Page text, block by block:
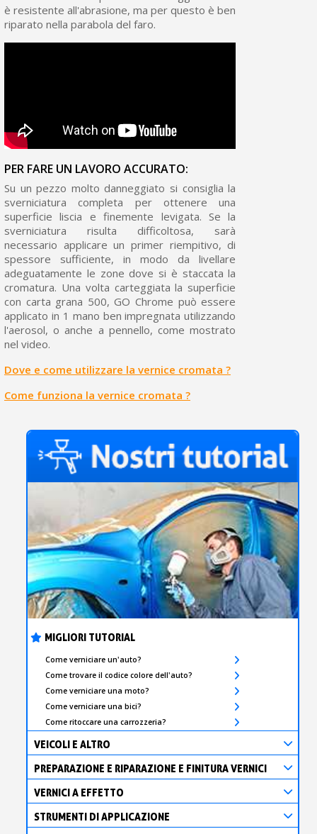
MIGLIORI TUTORIAL
Come verniciare un'auto?
Come trovare il codice colore dell'auto?
Come verniciare una moto?
Come verniciare una bici?
Come ritoccare una carrozzeria?
VEICOLI E ALTRO
PREPARAZIONE E RIPARAZIONE E FINITURA VERNICI
VERNICI A EFFETTO
STRUMENTI DI APPLICAZIONE
è resistente all'abrasione, ma per questo è ben
riparato nella parabola del faro.
PER FARE UN LAVORO ACCURATO:
Su un pezzo molto danneggiato si consiglia la
sverniciatura completa per ottenere una
superficie liscia e finemente levigata. Se la
sverniciatura risulta difficoltosa, sarà
necessario applicare un primer riempitivo, di
spessore sufficiente, in modo da livellare
adeguatamente le zone dove si è staccata la
cromatura. Una volta carteggiata la superficie
con carta grana 500, GO Chrome può essere
applicato in 1 mano ben impregnata utilizzando
l'aerosol, o anche a pennello, come mostrato
nel video.
Dove e come utilizzare la vernice cromata ?
Come funziona la vernice cromata ?